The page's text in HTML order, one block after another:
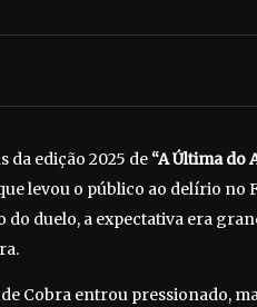
da edição 2025 de “A Última do
levou o público ao delírio no
do duelo, a expectativa era
Cobra entrou pressionado,